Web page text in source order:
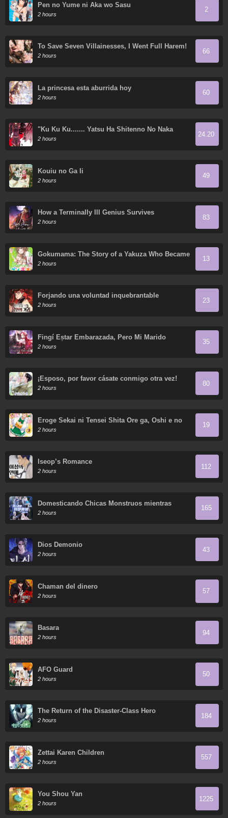
Pen no Yume ni Aka wo Sasu
2 hours
2
To Save Seven Villainesses, I Went Full Harem!
2 hours
66
La princesa esta aburrida hoy
2 hours
60
"Ku Ku Ku....... Yatsu Ha Shitenno No Naka
Demo Saijaku" To Kaiko Sareta Ore, Naze Ka
Yusha To Seijo No Shisho Ni Naru
2 hours
24.20
Kouiu no Ga Ii
2 hours
49
How a Terminally Ill Genius Survives
2 hours
83
Gokumama: The Story of a Yakuza Who Became
a Mom
2 hours
13
Forjando una voluntad inquebrantable
2 hours
23
Fingí Estar Embarazada, Pero Mi Marido
Regresó
2 hours
35
¡Esposo, por favor cásate conmigo otra vez!
2 hours
80
Eroge Sekai ni Tensei Shita Ore ga, Oshi e no
Ai de Netorare Heroine wo Shiawase ni Suru.
2 hours
19
Iseop’s Romance
2 hours
112
Domesticando Chicas Monstruos mientras
Todos Domestican Meros Monstruos
2 hours
165
Dios Demonio
2 hours
43
Chaman del dinero
2 hours
57
Basara
2 hours
94
AFO Guard
2 hours
50
The Return of the Disaster-Class Hero
2 hours
184
Zettai Karen Children
2 hours
557
You Shou Yan
2 hours
1225